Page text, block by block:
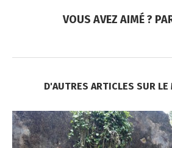
VOUS AVEZ AIMÉ ?
D'AUTRES ARTICLES SUR LE